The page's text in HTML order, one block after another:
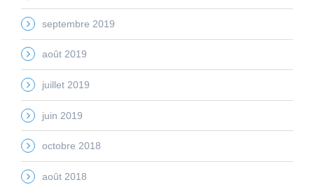
septembre 2019
août 2019
juillet 2019
juin 2019
octobre 2018
août 2018